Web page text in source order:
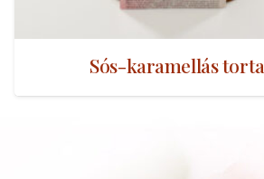
Sós-karamellás torta